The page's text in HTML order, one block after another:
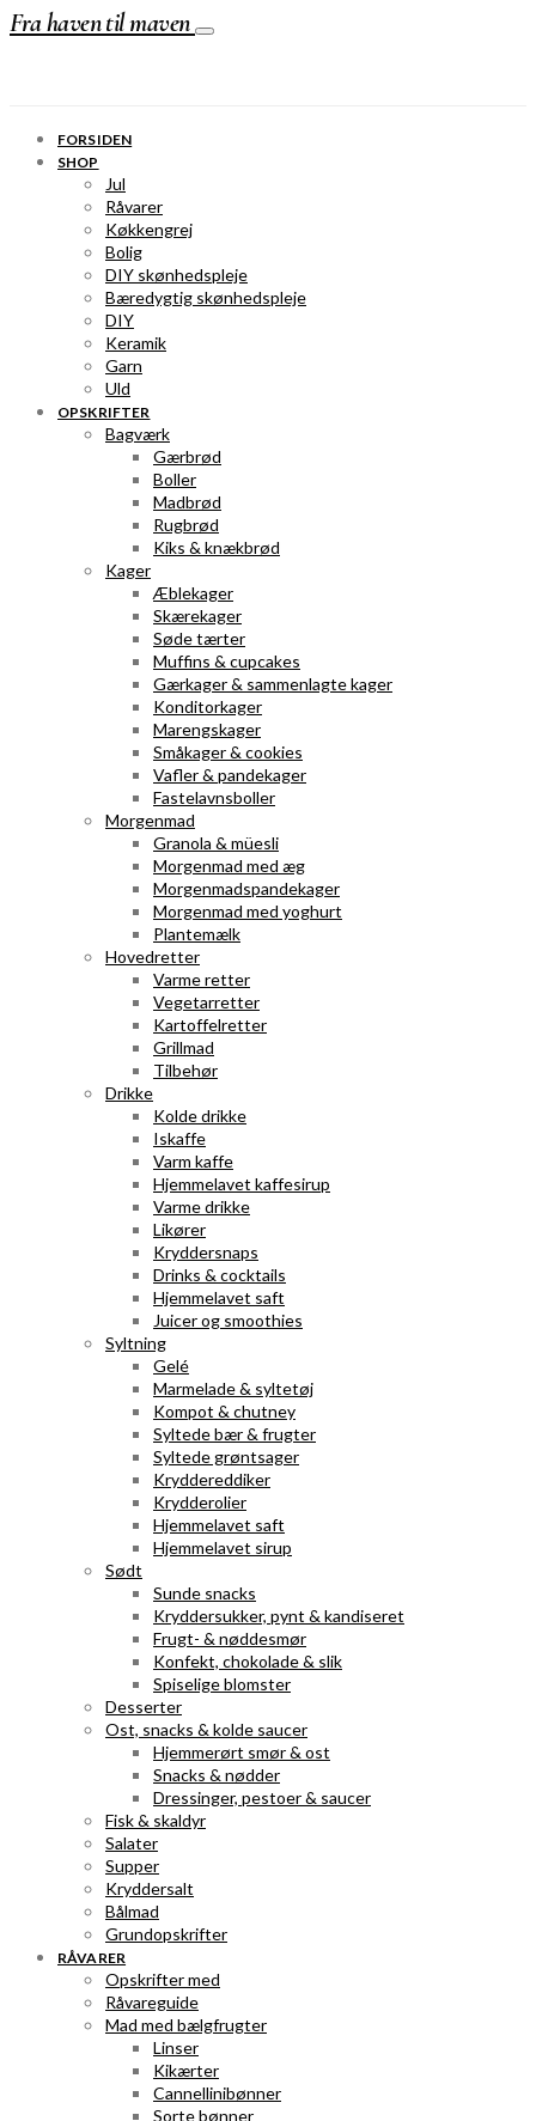
Fra haven til maven
FORSIDEN
SHOP
Jul
Råvarer
Køkkengrej
Bolig
DIY skønhedspleje
Bæredygtig skønhedspleje
DIY
Keramik
Garn
Uld
OPSKRIFTER
Bagværk
Gærbrød
Boller
Madbrød
Rugbrød
Kiks & knækbrød
Kager
Æblekager
Skærekager
Søde tærter
Muffins & cupcakes
Gærkager & sammenlagte kager
Konditorkager
Marengskager
Småkager & cookies
Vafler & pandekager
Fastelavnsboller
Morgenmad
Granola & müesli
Morgenmad med æg
Morgenmadspandekager
Morgenmad med yoghurt
Plantemælk
Hovedretter
Varme retter
Vegetarretter
Kartoffelretter
Grillmad
Tilbehør
Drikke
Kolde drikke
Iskaffe
Varm kaffe
Hjemmelavet kaffesirup
Varme drikke
Likører
Kryddersnaps
Drinks & cocktails
Hjemmelavet saft
Juicer og smoothies
Syltning
Gelé
Marmelade & syltetøj
Kompot & chutney
Syltede bær & frugter
Syltede grøntsager
Kryddereddiker
Krydderolier
Hjemmelavet saft
Hjemmelavet sirup
Sødt
Sunde snacks
Kryddersukker, pynt & kandiseret
Frugt- & nøddesmør
Konfekt, chokolade & slik
Spiselige blomster
Desserter
Ost, snacks & kolde saucer
Hjemmerørt smør & ost
Snacks & nødder
Dressinger, pestoer & saucer
Fisk & skaldyr
Salater
Supper
Kryddersalt
Bålmad
Grundopskrifter
RÅVARER
Opskrifter med
Råvareguide
Mad med bælgfrugter
Linser
Kikærter
Cannellinibønner
Sorte bønner